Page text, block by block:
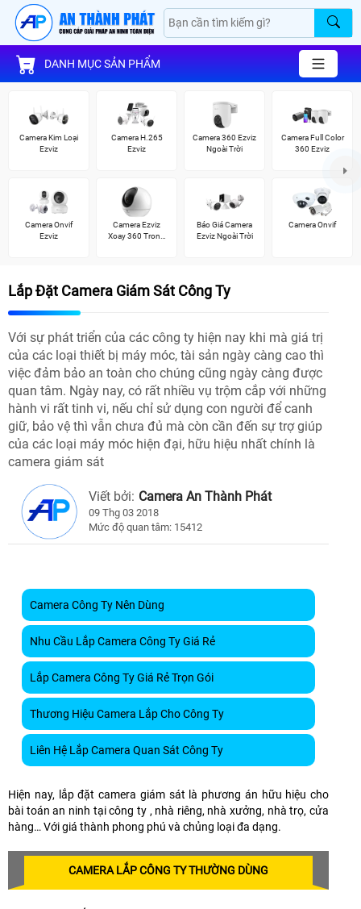
DANH MỤC SẢN PHẨM
Camera Kim Loại
Ezviz
Camera H.265
Ezviz
Camera 360 Ezviz
Ngoài Trời
Camera Full Color
360 Ezviz
Camera Onvif
Ezviz
Camera Ezviz
Xoay 360 Trong
Báo Giá Camera
Ezviz Ngoài Trời
Camera Onvif
Lắp Đặt Camera Giám Sát Công Ty
Với sự phát triển của các công ty hiện nay khi mà giá trị
của các loại thiết bị máy móc, tài sản ngày càng cao thì
việc đảm bảo an toàn cho chúng cũng ngày càng được
quan tâm. Ngày nay, có rất nhiều vụ trộm cắp với những
hành vi rất tinh vi, nếu chỉ sử dụng con người để canh
giữ, bảo vệ thì vẫn chưa đủ mà còn cần đến sự trợ giúp
của các loại máy móc hiện đại, hữu hiệu nhất chính là
camera giám sát
Viết bởi: Camera An Thành Phát
09 Thg 03 2018
Mức độ quan tâm: 15412
Camera Công Ty Nên Dùng
Nhu Cầu Lắp Camera Công Ty Giá Rẻ
Lắp Camera Công Ty Giá Rẻ Trọn Gói
Thương Hiệu Camera Lắp Cho Công Ty
Liên Hệ Lắp Camera Quan Sát Công Ty
Hiện nay, lắp đặt camera giám sát là phương án hữu hiệu cho
bài toán an ninh tại công ty , nhà riêng, nhà xưởng, nhà trọ, cửa
hàng… Với giá thành phong phú và chủng loại đa dạng.
CAMERA LẮP CÔNG TY THƯỜNG DÙNG